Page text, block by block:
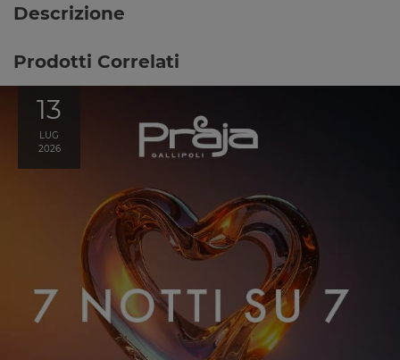
Descrizione
Prodotti Correlati
13
LUG
2026